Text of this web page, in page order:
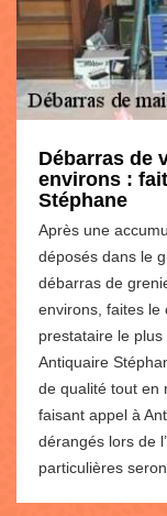
Débarras de
environs :
Stéphane
Après une
déposés dans le
débarras de
environs, faites le
prestataire le
Antiquaire
de qualité tout en
faisant appel à
dérangés lors de
particulières